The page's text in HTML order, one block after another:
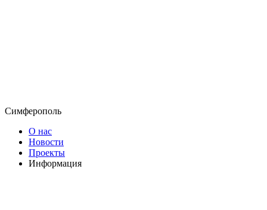
Симферополь
О нас
Новости
Проекты
Информация